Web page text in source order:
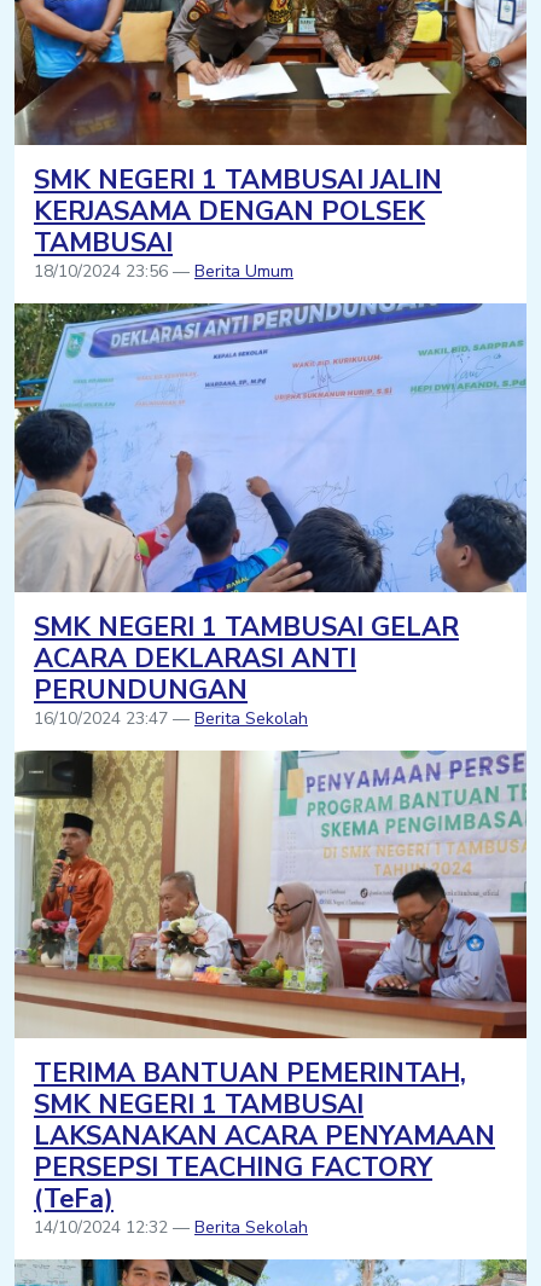
SMK NEGERI 1 TAMBUSAI JALIN
KERJASAMA DENGAN POLSEK
TAMBUSAI
18/10/2024 23:56 — Berita Umum
SMK NEGERI 1 TAMBUSAI GELAR
ACARA DEKLARASI ANTI
PERUNDUNGAN
16/10/2024 23:47 — Berita Sekolah
TERIMA BANTUAN PEMERINTAH,
SMK NEGERI 1 TAMBUSAI
LAKSANAKAN ACARA PENYAMAAN
PERSEPSI TEACHING FACTORY
(TeFa)
14/10/2024 12:32 — Berita Sekolah